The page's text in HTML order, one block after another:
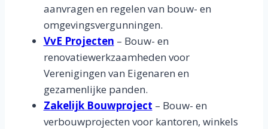
aanvragen en regelen van bouw- en
omgevingsvergunningen.
VvE Projecten – Bouw- en
renovatiewerkzaamheden voor
Verenigingen van Eigenaren en
gezamenlijke panden.
Zakelijk Bouwproject – Bouw- en
verbouwprojecten voor kantoren, winkels